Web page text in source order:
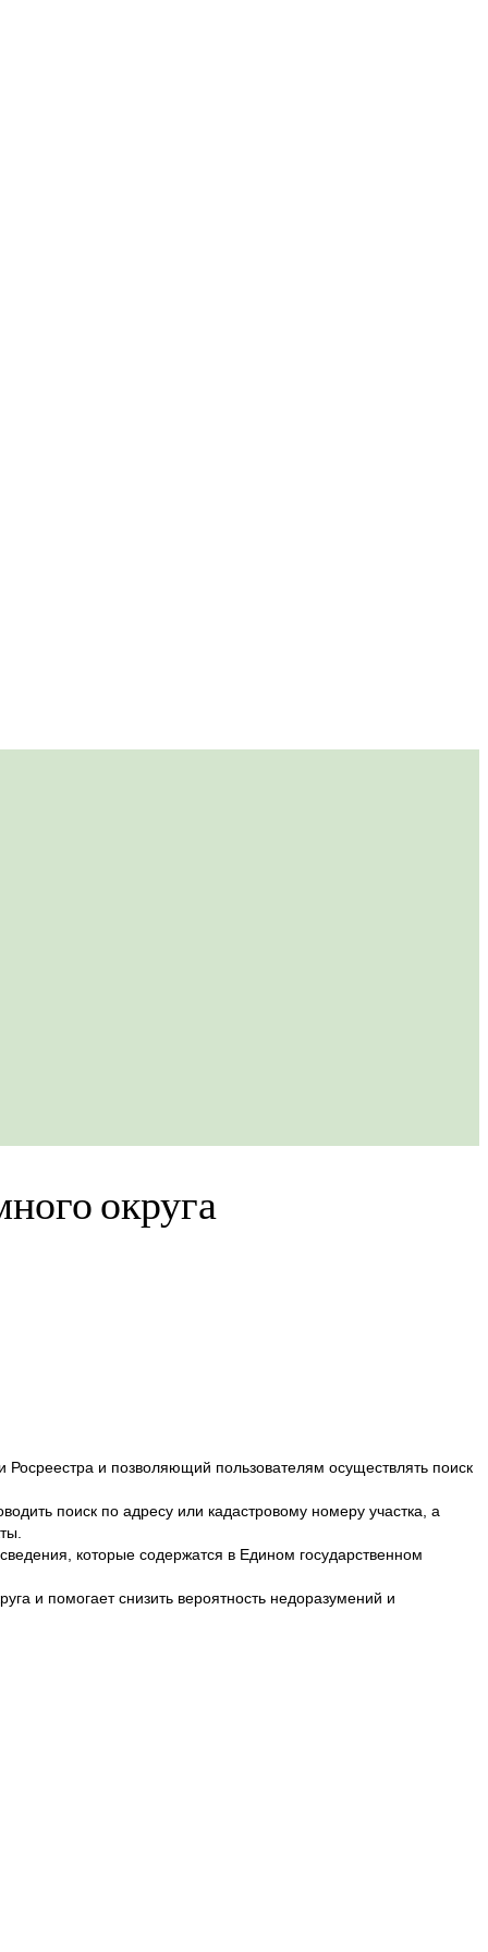
округа
и позволяющий пользователям осуществлять поиск
поиск по адресу или кадастровому номеру участка, а
которые содержатся в Едином государственном
и помогает снизить вероятность недоразумений и